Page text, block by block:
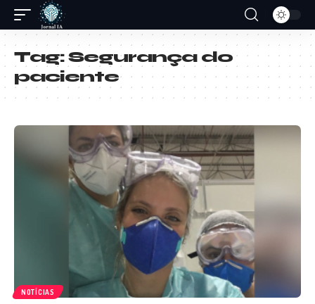
Tag:Segurança do
paciente
NOTÍCIAS